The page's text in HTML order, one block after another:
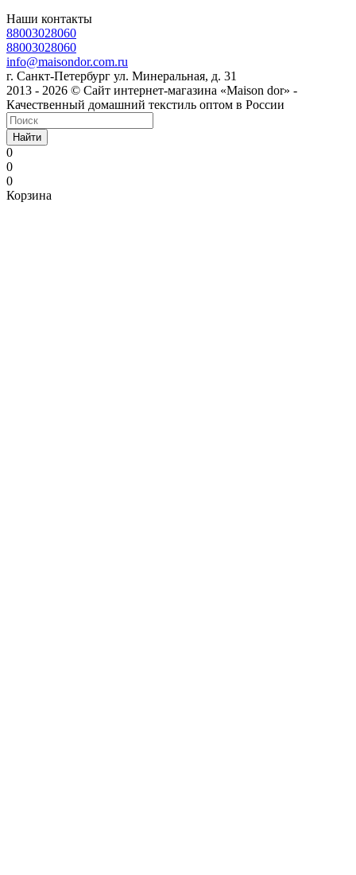
Наши контакты
88003028060
88003028060
info@maisondor.com.ru
г. Санкт-Петербург ул. Минеральная, д. 31
2013 - 2026 © Сайт интернет-магазина «Maison dor» -
Качественный домашний текстиль оптом в России
Найти
0
0
0
Корзина